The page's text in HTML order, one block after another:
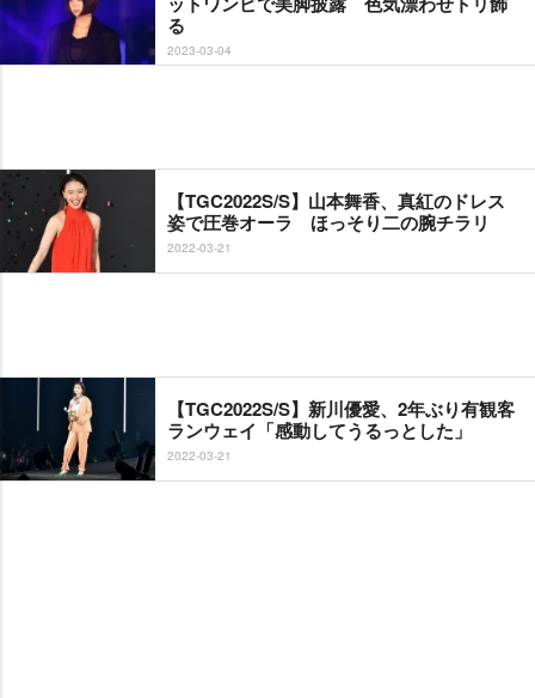
る
2023-03-04
【TGC2022S/S】山本舞香、真紅のドレス
姿で圧巻オーラ ほっそり二の腕チラリ
2022-03-21
【TGC2022S/S】新川優愛、2年ぶり有観客
ランウェイ「感動してうるっとした」
2022-03-21